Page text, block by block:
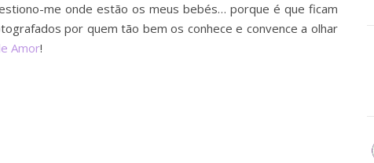
me onde estão os meus bebés… porque é que ficam
por quem tão bem os conhece e convence a olhar
Amor!